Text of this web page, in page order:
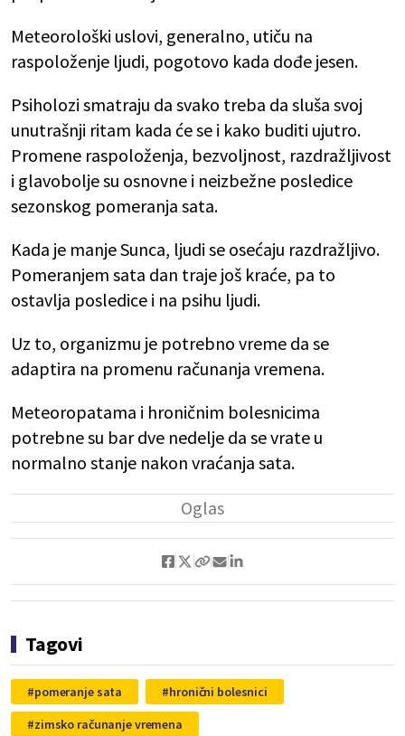
Meteorološki uslovi, generalno, utiču na
raspoloženje ljudi, pogotovo kada dođe jesen.
Psiholozi smatraju da svako treba da sluša svoj
unutrašnji ritam kada će se i kako buditi ujutro.
Promene raspoloženja, bezvoljnost, razdražljivost
i glavobolje su osnovne i neizbežne posledice
sezonskog pomeranja sata.
Kada je manje Sunca, ljudi se osećaju razdražljivo.
Pomeranjem sata dan traje još kraće, pa to
ostavlja posledice i na psihu ljudi.
Uz to, organizmu je potrebno vreme da se
adaptira na promenu računanja vremena.
Meteoropatama i hroničnim bolesnicima
potrebne su bar dve nedelje da se vrate u
normalno stanje nakon vraćanja sata.
Tagovi
pomeranje sata
hronični bolesnici
zimsko računanje vremena